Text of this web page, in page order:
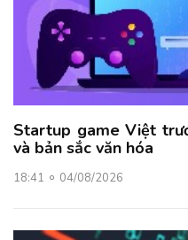
Startup game Việt
và bản sắc văn hóa
18:41 04/08/2026